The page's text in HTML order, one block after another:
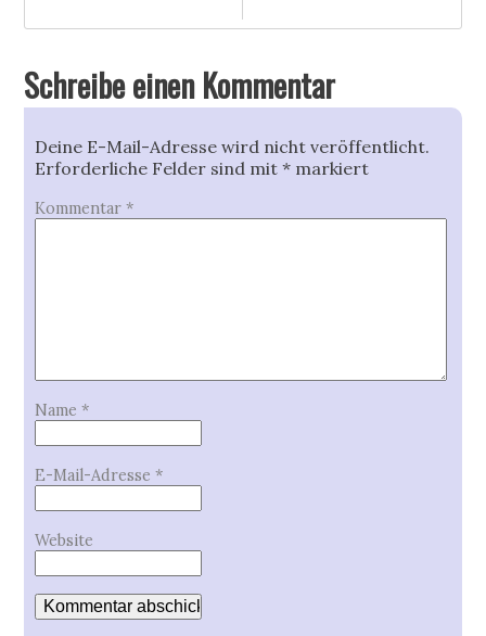
Schreibe einen Kommentar
Deine E-Mail-Adresse wird nicht veröffentlicht.
Erforderliche Felder sind mit* markiert
Kommentar*
Name*
E-Mail-Adresse*
Website